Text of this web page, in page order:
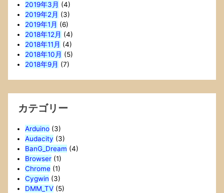
2019年3月 (4)
2019年2月 (3)
2019年1月 (6)
2018年12月 (4)
2018年11月 (4)
2018年10月 (5)
2018年9月 (7)
カテゴリー
Arduino(3)
Audacity (3)
BanG_Dream (4)
Browser(1)
Chrome(1)
Cygwin (3)
DMM_TV(5)